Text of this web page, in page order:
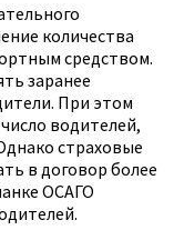
количества
средством.
заранее
При этом
водителей,
страховые
в договор более
ОСАГО